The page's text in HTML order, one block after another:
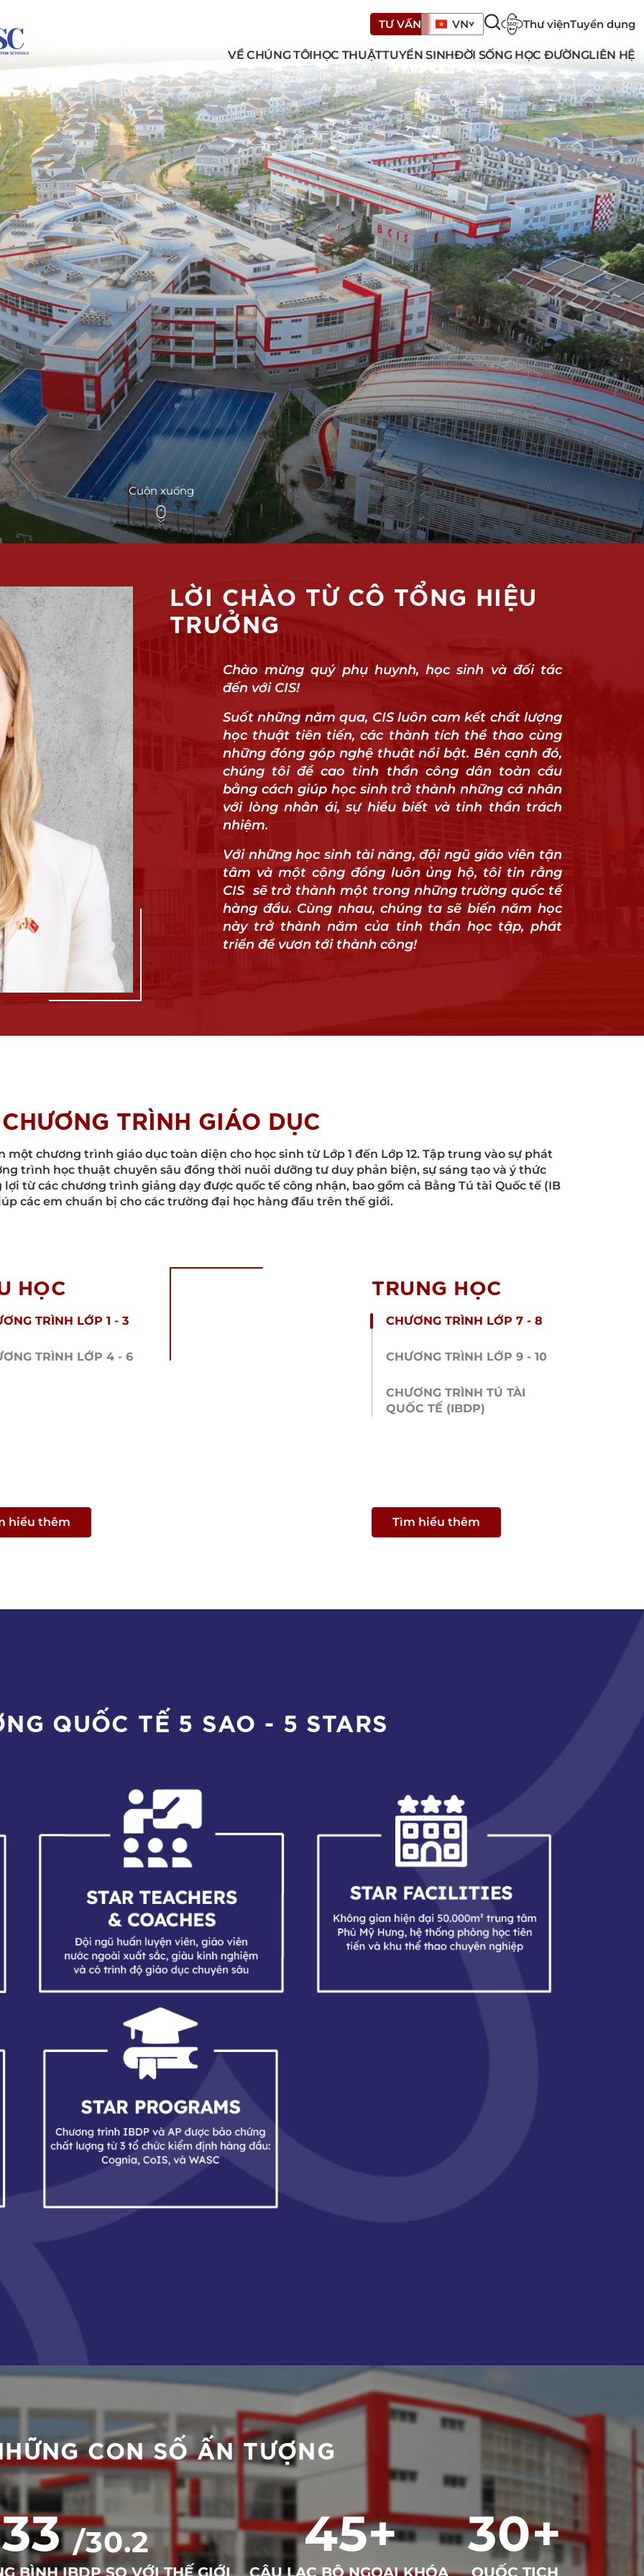
TƯ VẤN VN Thư việnTuyển dụng
VỀ CHÚNG TÔIHỌC THUẬTTUYỂN SINHĐỜI SỐNG HỌC ĐƯỜNGLIÊN HỆ
Cuộn xuống
LỜI CHÀO TỪ CÔ TỔNG HIỆU
TRƯỞNG
Chào mừng quý phụ huynh, học sinh và đối tác
đến với CIS!
Suốt những năm qua, CIS luôn cam kết chất lượng
học thuật tiên tiến, các thành tích thể thao cùng
những đóng góp nghệ thuật nổi bật. Bên cạnh đó,
chúng tôi đề cao tinh thần công dân toàn cầu
bằng cách giúp học sinh trở thành những cá nhân
với lòng nhân ái, sự hiểu biết và tinh thần trách
nhiệm.
Với những học sinh tài năng, đội ngũ giáo viên tận
tâm và một cộng đồng luôn ủng hộ, tôi tin rằng
CIS sẽ trở thành một trong những trường quốc tế
hàng đầu. Cùng nhau, chúng ta sẽ biến năm học
này trở thành năm của tinh thần học tập, phát
triển để vươn tới thành công!
CHƯƠNG TRÌNH GIÁO DỤC
một chương trình giáo dục toàn diện cho học sinh từ Lớp 1 đến Lớp 12. Tập trung vào sự phát
trình học thuật chuyên sâu đồng thời nuôi dưỡng tư duy phản biện, sự sáng tạo và ý thức
từ các chương trình giảng dạy được quốc tế công nhận, bao gồm cả Bằng Tú tài Quốc tế (IB
các em chuẩn bị cho các trường đại học hàng đầu trên thế giới.
HỌC
TRÌNH LỚP 1 - 3
TRÌNH LỚP 4 - 6
hiểu thêm
TRUNG HỌC
CHƯƠNG TRÌNH LỚP 7 - 8
CHƯƠNG TRÌNH LỚP 9 - 10
CHƯƠNG TRÌNH TÚ TÀI
QUỐC TẾ (IBDP)
Tìm hiểu thêm
QUỐC TẾ 5 SAO - 5 STARS
CON SỐ ẤN TƯỢNG
33 /30.2
BÌNH IBDP SO VỚI THẾ GIỚI
45+
CÂU LẠC BỘ NGOẠI KHÓA
30+
QUỐC TỊCH